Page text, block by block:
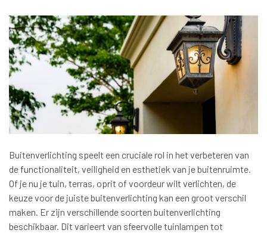
Buitenverlichting speelt een cruciale rol in het verbeteren van
de functionaliteit, veiligheid en esthetiek van je buitenruimte.
Of je nu je tuin, terras, oprit of voordeur wilt verlichten, de
keuze voor de juiste buitenverlichting kan een groot verschil
maken. Er zijn verschillende soorten buitenverlichting
beschikbaar. Dit varieert van sfeervolle tuinlampen tot